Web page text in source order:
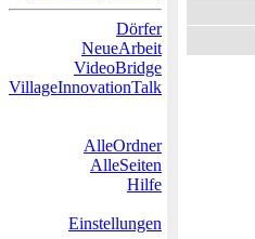
Dörfer
NeueArbeit
VideoBridge
VillageInnovationTalk
AlleOrdner
AlleSeiten
Hilfe
Einstellungen